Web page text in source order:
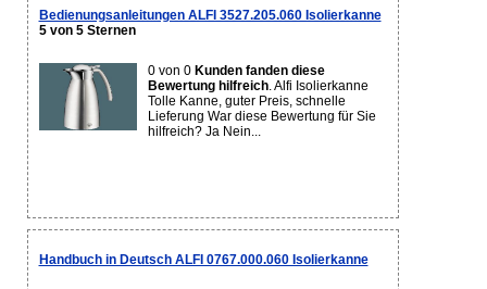
Bedienungsanleitungen ALFI 3527.205.060 Isolierkanne
5 von 5 Sternen
0 von 0 Kunden fanden diese
Bewertung hilfreich. Alfi Isolierkanne
Tolle Kanne, guter Preis, schnelle
Lieferung War diese Bewertung für Sie
hilfreich? Ja Nein...
Handbuch in Deutsch ALFI 0767.000.060 Isolierkanne